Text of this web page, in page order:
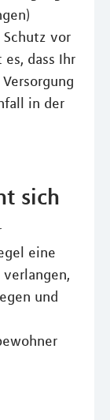
vor
dass Ihr
in der
sich
eine
und